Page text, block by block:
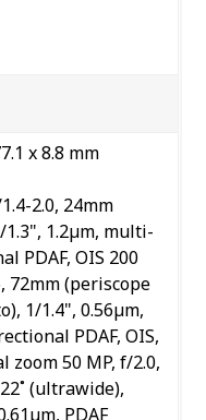
x 8.8 mm
2.0, 24mm
1.3", 1.2µm, multi-
PDAF, OIS 200
72mm (periscope
1/1.4", 0.56µm,
PDAF, OIS,
zoom50 MP, f/2.0,
(ultrawide),
PDAF